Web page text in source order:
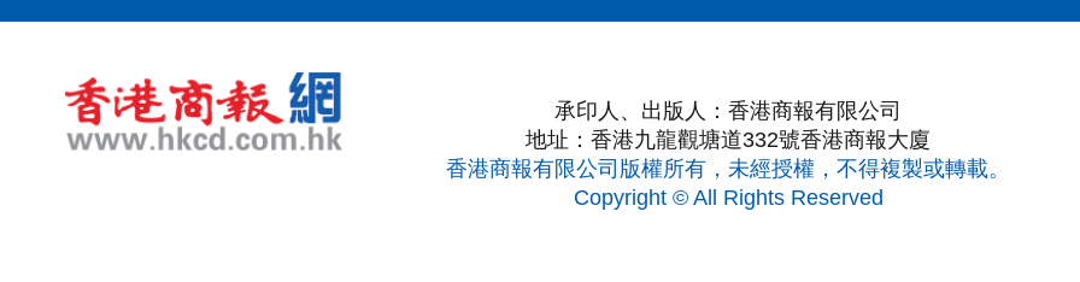
承印人、出版人：香港商報有限公司
地址：香港九龍觀塘道332號香港商報大廈
香港商報有限公司版權所有，未經授權，不得複製或轉載。
Copyright © All Rights Reserved